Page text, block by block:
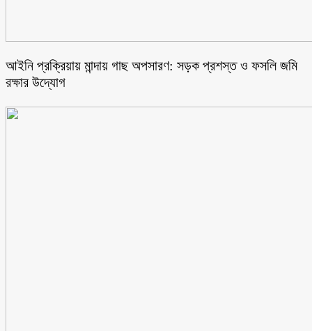
আইনি প্রক্রিয়ায় মান্দায় গাছ অপসারণ: সড়ক প্রশস্ত ও ফসলি জমি
রক্ষার উদ্যোগ